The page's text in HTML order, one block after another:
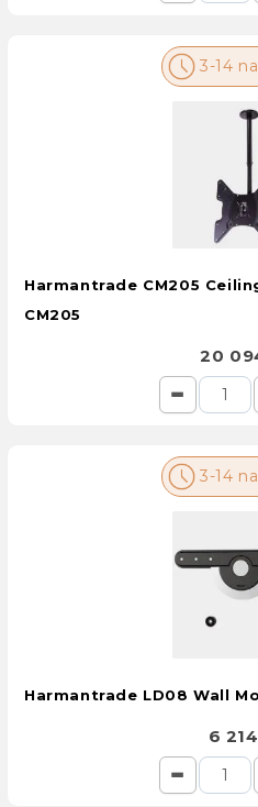
3-14
Harmantrade CM205
CM205
20
3-14
Harmantrade LD08 Wall
6